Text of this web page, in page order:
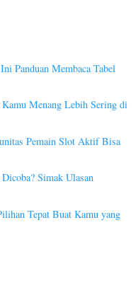
Panduan Membaca Tabel
Menang Lebih Sering di
Pemain Slot Aktif Bisa
Simak Ulasan
Tepat Buat Kamu yang